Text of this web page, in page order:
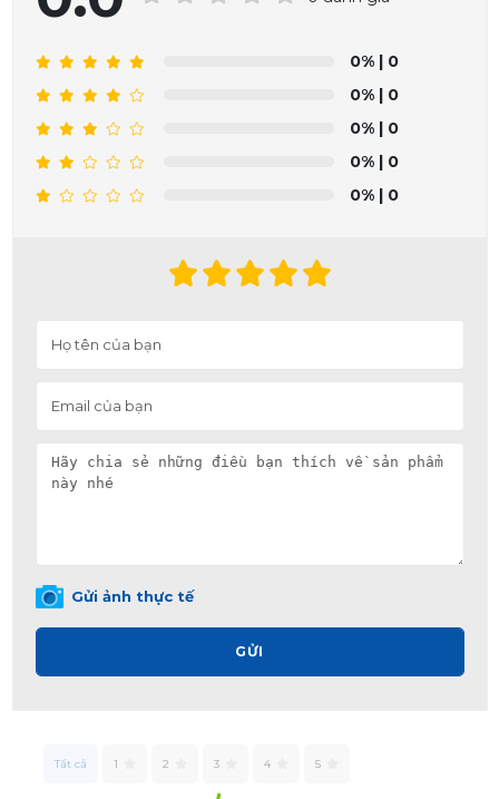
0% | 0
0% | 0
0% | 0
0% | 0
0% | 0
Gửi ảnh thực tế
GỬI
Tất cả 1 2 3 4 5